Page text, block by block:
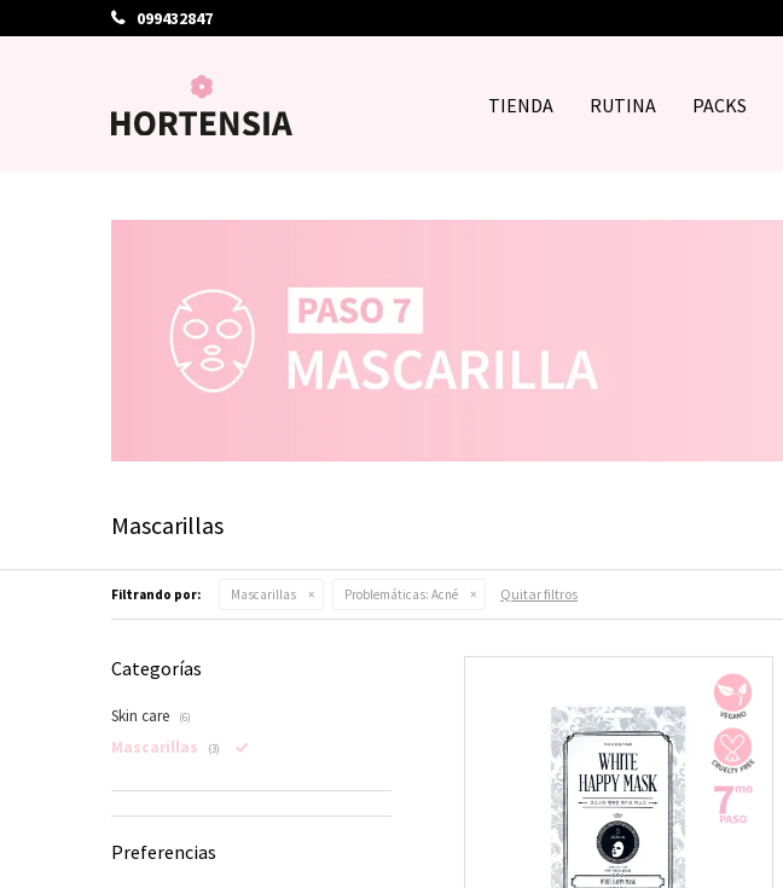
TIENDA RUTINA PACKS
099432847
Mascarillas
Filtrando por: Mascarillas Problemáticas: Acné Quitar filtros
Categorías
Skin care (6)
Mascarillas (3)
Preferencias